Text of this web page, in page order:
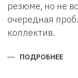
резюме, но не
очередная
коллектив.
ПОДРОБНЕЕ